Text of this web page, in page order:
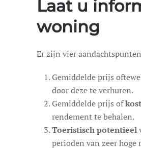
Laat u
woning
Er zijn vier
Gemiddelde prijs
door deze te verhuren.
Gemiddelde prijs of
rendement te behalen.
Toeristisch potentieel
perioden van zeer